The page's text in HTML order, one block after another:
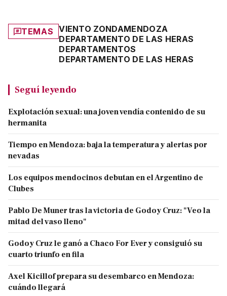
TEMAS VIENTO ZONDAMENDOZA
DEPARTAMENTO DE LAS HERAS
DEPARTAMENTOS
DEPARTAMENTO DE LAS HERAS
Seguí leyendo
Explotación sexual: una joven vendía contenido de su
hermanita
Tiempo en Mendoza: baja la temperatura y alertas por
nevadas
Los equipos mendocinos debutan en el Argentino de
Clubes
Pablo De Muner tras la victoria de Godoy Cruz: "Veo la
mitad del vaso lleno"
Godoy Cruz le ganó a Chaco For Ever y consiguió su
cuarto triunfo en fila
Axel Kicillof prepara su desembarco en Mendoza:
cuándo llegará